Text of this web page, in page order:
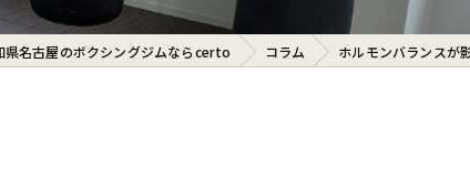
初心者
ダイエット
県名古屋のボクシングジムならcerto コラム ホルモンバランスが